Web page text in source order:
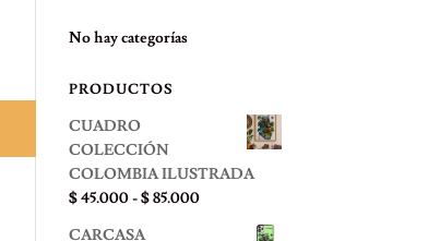
No hay categorías
PRODUCTOS
CUADRO
COLECCIÓN
COLOMBIA ILUSTRADA
$45.000-$85.000Rango
CARCASA